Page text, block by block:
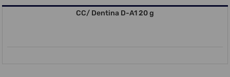
CC/ Dentina D-A1 20 g